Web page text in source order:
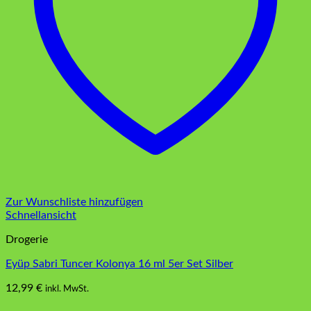
Zur Wunschliste hinzufügen
Schnellansicht
Drogerie
Eyüp Sabri Tuncer Kolonya 16 ml 5er Set Silber
12,99 € inkl. MwSt.